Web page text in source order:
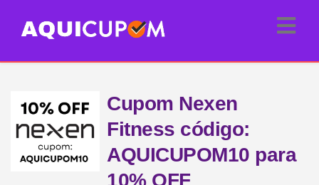
Cupom Nexen
Fitness código:
AQUICUPOM10 para